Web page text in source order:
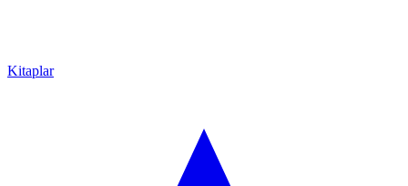
Kitaplar